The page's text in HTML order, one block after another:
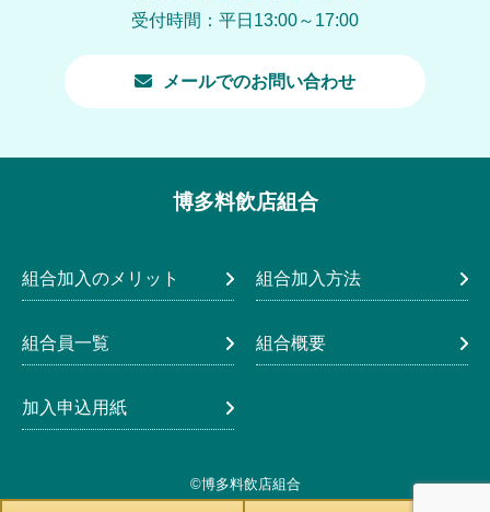
受付時間：平日13:00～17:00
メールでのお問い合わせ
博多料飲店組合
組合加入のメリット 組合加入方法
組合員一覧 組合概要
加入申込用紙
©博多料飲店組合